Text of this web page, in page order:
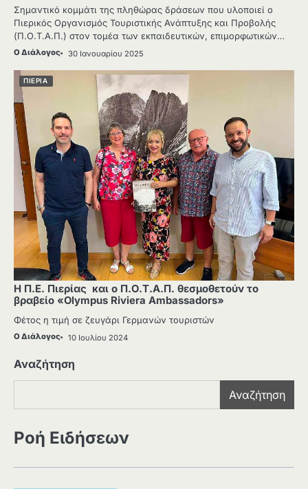
Σημαντικό κομμάτι της πληθώρας δράσεων που υλοποιεί ο
Πιερικός Οργανισμός Τουριστικής Ανάπτυξης και Προβολής
(Π.Ο.Τ.Α.Π.) στον τομέα των εκπαιδευτικών, επιμορφωτικών…
Ο Διάλογος 30 Ιανουαρίου 2025
ΠΙΕΡΙΑ
Η Π.Ε. Πιερίας και ο Π.Ο.Τ.Α.Π. θεσμοθετούν το
βραβείο «Olympus Riviera Ambassadors»
Φέτος η τιμή σε ζευγάρι Γερμανών τουριστών
Ο Διάλογος 10 Ιουλίου 2024
Αναζήτηση
Αναζήτηση
Ροή Ειδήσεων